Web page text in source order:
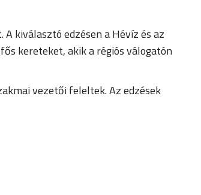
kiválasztó edzésen a Hévíz és az
kereteket, akik a régiós válogatón
vezetői feleltek. Az edzések